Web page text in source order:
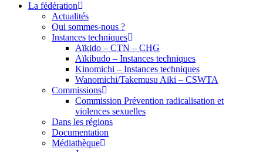
La fédération
Actualités
Qui sommes-nous ?
Instances techniques
Aïkido – CTN – CHG
Aïkibudo – Instances techniques
Kinomichi – Instances techniques
Wanomichi/Takemusu Aïki – CSWTA
Commissions
Commission Prévention radicalisation et
violences sexuelles
Dans les régions
Documentation
Médiathèque